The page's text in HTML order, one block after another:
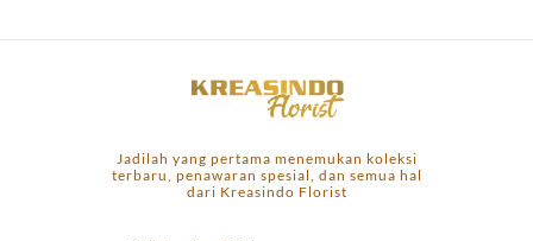
Jadilah yang pertama menemukan koleksi
terbaru, penawaran spesial, dan semua hal
dari Kreasindo Florist